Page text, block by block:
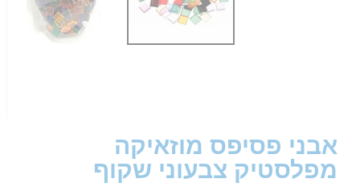
אבני פסיפס מוזאיקה
מפלסטיק צבעוני שקוף